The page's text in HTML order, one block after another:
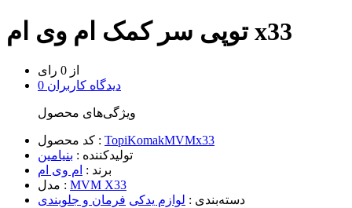
توپی سر کمک ام وی ام x33
از 0 رای
0 دیدگاه کاربران
ویژگی‌های محصول
کد محصول : TopiKomakMVMx33
تولیدکننده : بنیامین
برند : ام وی ام
مدل : MVM X33
دسته‌بندی : لوازم یدکی فرمان و جلوبندی